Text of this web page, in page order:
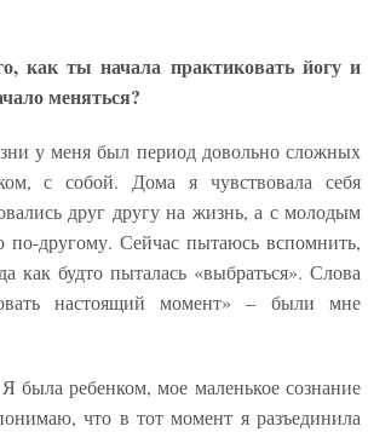
как ты начала практиковать йогу и
меняться?
у меня был период довольно сложных
с собой. Дома я чувствовала себя
друг другу на жизнь, а с молодым
по-другому. Сейчас пытаюсь вспомнить,
как будто пыталась «выбраться». Слова
настоящий момент» – были мне
была ребенком, мое маленькое сознание
что в тот момент я разъединила